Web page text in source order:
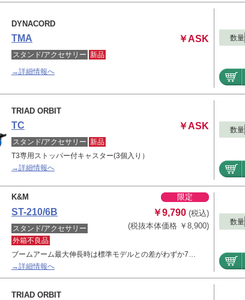
DYNACORD
TMA ￥ASK
スタンド/アクセサリー 新品
→詳細情報へ
数量
TRIAD ORBIT
TC ￥ASK
スタンド/アクセサリー 新品
T3専用ストッパー付キャスター(3個入り）
→詳細情報へ
数量
K&M 限定
ST-210/6B ￥9,790 (税込)
(税抜本体価格 ￥8,900)
スタンド/アクセサリー
外箱不良品
ブームアーム最大伸長時は標準モデルとの差がわずか7…
→詳細情報へ
数量
TRIAD ORBIT